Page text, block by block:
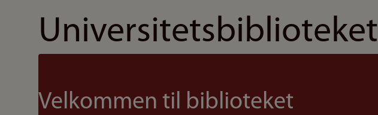
Universitetsbiblioteket
Velkommen til biblioteket